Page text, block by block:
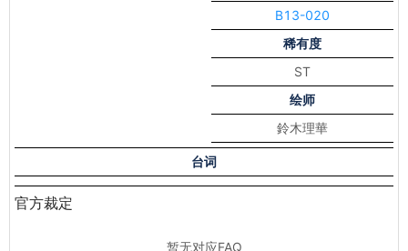
B13-020
稀有度
ST
绘师
鈴木理華
台词
官方裁定
暂无对应FAQ